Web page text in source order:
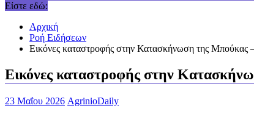
Είστε εδώ:
Αρχική
Ροή Ειδήσεων
Eικόνες καταστροφής στην Κατασκήνωση της Μπούκας
Eικόνες καταστροφής στην
23 Μαΐου 2026 AgrinioDaily